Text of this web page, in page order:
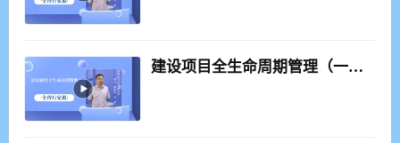
建设项目全生命周期管理（一、概念界定）